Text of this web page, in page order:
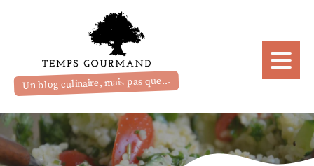
Un blog culinaire, mais pas que...